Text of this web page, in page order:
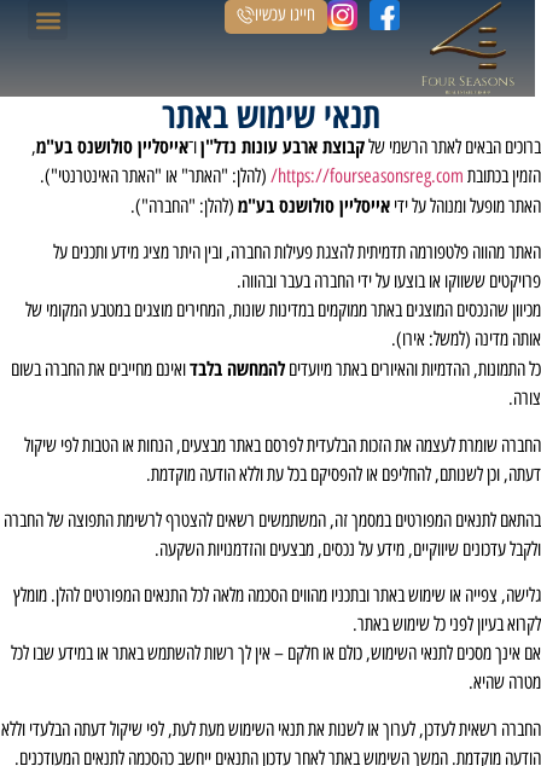
חייגו עכשיו
תנאי שימוש באתר
הבאים לאתר הרשמי שלקבוצת ארבע עונות נדל"ןו־אייסליין סולושנס בע"מ,
בכתובתhttps://fourseasonsreg.com/
(להלן: "האתר" או "האתר האינטרנטי").
מופעל ומנוהל על ידיאייסליין סולושנס בע"מ(להלן: "החברה").
מהווה פלטפורמה תדמיתית להצגת פעילות החברה, ובין היתר מציג מידע ותכנים על
ששווקו או בוצעו על ידי החברה בעבר ובהווה.
שהנכסים המוצגים באתר ממוקמים במדינות שונות, המחירים מוצגים במטבע המקומי של
מדינה (למשל: אירו).
התמונות, ההדמיות והאיורים באתר מיועדיםלהמחשה בלבדואינם מחייבים את החברה בשום
שומרת לעצמה את הזכות הבלעדית לפרסם באתר מבצעים, הנחות או הטבות לפי שיקול
וכן לשנותם, להחליפם או להפסיקם בכל עת וללא הודעה מוקדמת.
לתנאים המפורטים במסמך זה, המשתמשים רשאים להצטרף לרשימת התפוצה של החברה
עדכונים שיווקיים, מידע על נכסים, מבצעים והזדמנויות השקעה.
צפייה או שימוש באתר ובתכניו מהווים הסכמה מלאה לכל התנאים המפורטים להלן. מומלץ
בעיון לפני כל שימוש באתר.
אינך מסכים לתנאי השימוש, כולם או חלקם – אין לך רשות להשתמש באתר או במידע שבו לכל
שהיא.
רשאית לעדכן, לערוך או לשנות את תנאי השימוש מעת לעת, לפי שיקול דעתה הבלעדי וללא
מוקדמת. המשך השימוש באתר לאחר עדכון התנאים ייחשב כהסכמה לתנאים המעודכנים.